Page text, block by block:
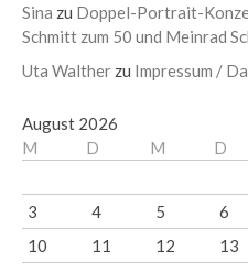
Sina zu Doppel-Portrait-
Schmitt zum 50 und Meinrad
Uta Walther zu Impressum /
August 2026
M
D M D
3
4 5 6
10
11 12 13